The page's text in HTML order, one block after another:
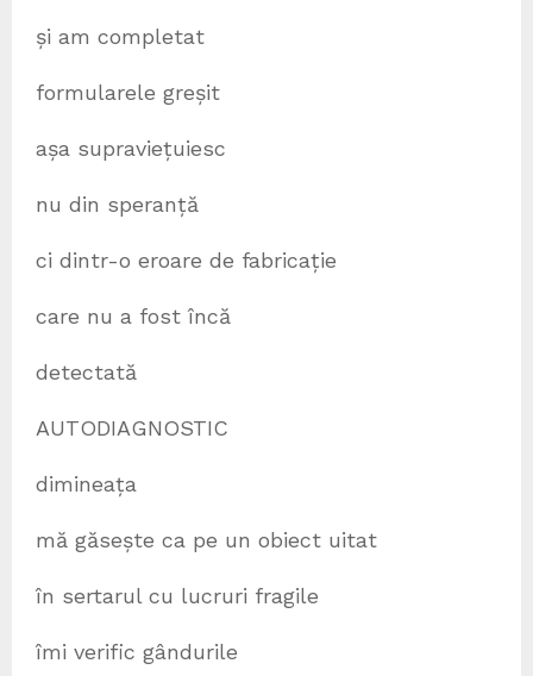
și am completat
formularele greșit
așa supraviețuiesc
nu din speranță
ci dintr-o eroare de fabricație
care nu a fost încă
detectată
AUTODIAGNOSTIC
dimineața
mă găsește ca pe un obiect uitat
în sertarul cu lucruri fragile
îmi verific gândurile